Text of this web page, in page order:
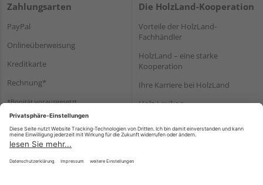
Zahlungsarten
PayPal
Onlineüberweisung
Kreditkarte
Rechnung*
*Bonität vorausgesetzt
Die HolzLand-Kooperation
Vorteile der HolzLand-
Fachhändler
HolzLand – eine starke
Kooperation
Ihre Karriere bei HolzLand
Holz-Lexikon